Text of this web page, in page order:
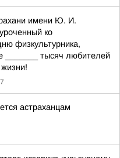
имени Ю. И.
ко
физкультурника,
_______ тысяч любителей
жизни!
астраханцам